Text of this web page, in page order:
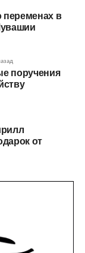
переменах в
поручения
от